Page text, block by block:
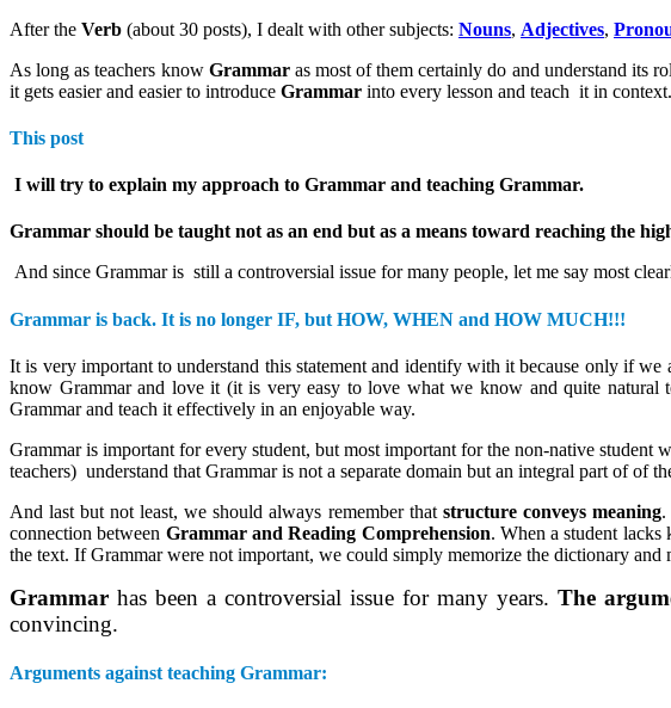
After the Verb (about 30 posts), I dealt with other subjects: Nouns, Adjectives,
As long as teachers know Grammaras most of them certainly do and understand its
it gets easier and easier to introduce Grammar into every lesson and teach it in context.
This post
I will try to explain my approach to Grammar and teaching Grammar.
Grammar should be taught not as an end but as a means toward reaching the
And since Grammar is still a controversial issue for many people, let me say most
Grammar is back. It is no longer IF, but HOW, WHEN and HOW MUCH!!!
It is very important to understand this statement and identify with it because only if
know Grammar and love it (it is very easy to love what we know and quite
Grammar and teach it effectively in an enjoyable way.
Grammar is important for every student, but most important for the non-native
teachers) understand that Grammar is not a separate domain but an integral part of
And last but not least, we should always remember that structure conveys meaning.
connection between Grammar and Reading Comprehension. When a student lacks
the text. If Grammar were not important, we could simply memorize the dictionary and
Grammar has been a controversial issue for many years.The
convincing.
Arguments against teaching Grammar: